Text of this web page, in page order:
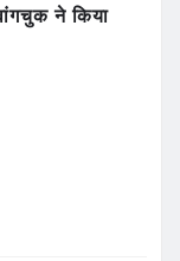
ने किया